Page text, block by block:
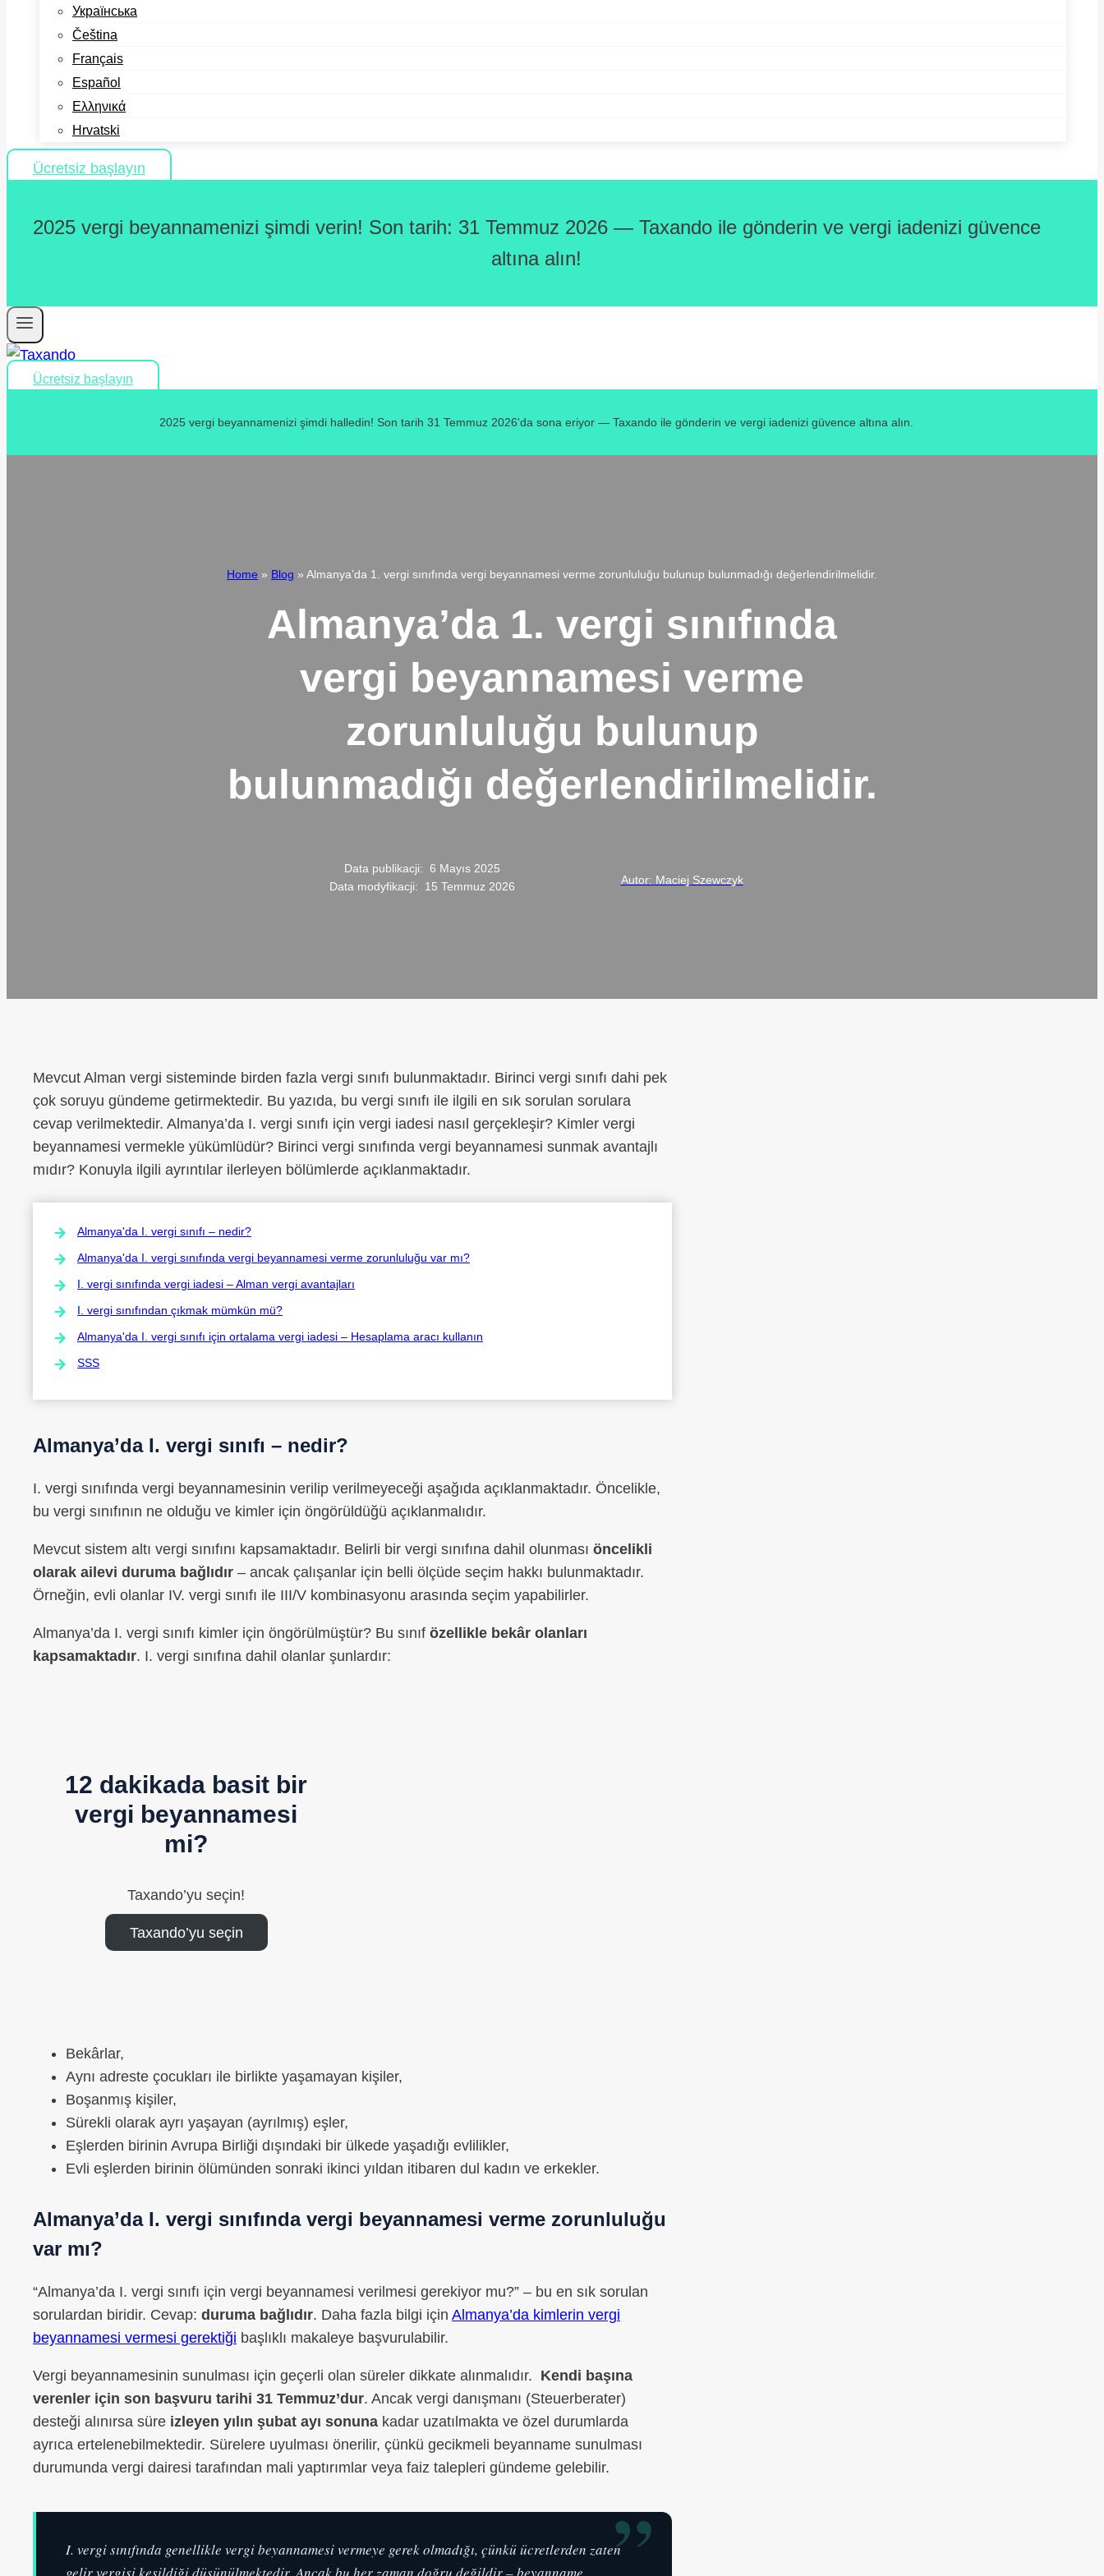
Українська
Čeština
Français
Español
Ελληνικά
Hrvatski
Ücretsiz başlayın
2025 vergi beyannamenizi şimdi verin! Son tarih: 31 Temmuz 2026 — Taxando ile gönderin ve vergi iadenizi güvence
altına alın!
Ücretsiz başlayın
2025 vergi beyannamenizi şimdi halledin! Son tarih 31 Temmuz 2026'da sona eriyor — Taxando ile gönderin ve vergi iadenizi güvence altına alın.
Home » Blog » Almanya’da 1. vergi sınıfında vergi beyannamesi verme zorunluluğu bulunup bulunmadığı değerlendirilmelidir.
Almanya’da 1. vergi sınıfında
vergi beyannamesi verme
zorunluluğu bulunup
bulunmadığı değerlendirilmelidir.
Data publikacji: 6 Mayıs 2025
Data modyfikacji:
15 Temmuz 2026 Autor: Maciej Szewczyk
Mevcut Alman vergi sisteminde birden fazla vergi sınıfı bulunmaktadır. Birinci vergi sınıfı dahi pek
çok soruyu gündeme getirmektedir. Bu yazıda, bu vergi sınıfı ile ilgili en sık sorulan sorulara
cevap verilmektedir. Almanya’da I. vergi sınıfı için vergi iadesi nasıl gerçekleşir? Kimler vergi
beyannamesi vermekle yükümlüdür? Birinci vergi sınıfında vergi beyannamesi sunmak avantajlı
mıdır? Konuyla ilgili ayrıntılar ilerleyen bölümlerde açıklanmaktadır.
Almanya'da I. vergi sınıfı – nedir?
Almanya'da I. vergi sınıfında vergi beyannamesi verme zorunluluğu var mı?
I. vergi sınıfında vergi iadesi – Alman vergi avantajları
I. vergi sınıfından çıkmak mümkün mü?
Almanya'da I. vergi sınıfı için ortalama vergi iadesi – Hesaplama aracı kullanın
SSS
Almanya’da I. vergi sınıfı – nedir?
I. vergi sınıfında vergi beyannamesinin verilip verilmeyeceği aşağıda açıklanmaktadır. Öncelikle,
bu vergi sınıfının ne olduğu ve kimler için öngörüldüğü açıklanmalıdır.
Mevcut sistem altı vergi sınıfını kapsamaktadır. Belirli bir vergi sınıfına dahil olunması öncelikli
olarak ailevi duruma bağlıdır – ancak çalışanlar için belli ölçüde seçim hakkı bulunmaktadır.
Örneğin, evli olanlar IV. vergi sınıfı ile III/V kombinasyonu arasında seçim yapabilirler.
Almanya’da I. vergi sınıfı kimler için öngörülmüştür? Bu sınıf özellikle bekâr olanları
kapsamaktadır. I. vergi sınıfına dahil olanlar şunlardır:
12 dakikada basit bir
vergi beyannamesi
mi?
Taxando’yu seçin!
Taxando’yu seçin
Bekârlar,
Aynı adreste çocukları ile birlikte yaşamayan kişiler,
Boşanmış kişiler,
Sürekli olarak ayrı yaşayan (ayrılmış) eşler,
Eşlerden birinin Avrupa Birliği dışındaki bir ülkede yaşadığı evlilikler,
Evli eşlerden birinin ölümünden sonraki ikinci yıldan itibaren dul kadın ve erkekler.
Almanya’da I. vergi sınıfında vergi beyannamesi verme zorunluluğu
var mı?
“Almanya’da I. vergi sınıfı için vergi beyannamesi verilmesi gerekiyor mu?” – bu en sık sorulan
sorulardan biridir. Cevap: duruma bağlıdır. Daha fazla bilgi için Almanya’da kimlerin vergi
beyannamesi vermesi gerektiği başlıklı makaleye başvurulabilir.
Vergi beyannamesinin sunulması için geçerli olan süreler dikkate alınmalıdır. Kendi başına
verenler için son başvuru tarihi 31 Temmuz’dur. Ancak vergi danışmanı (Steuerberater)
desteği alınırsa süre izleyen yılın şubat ayı sonuna kadar uzatılmakta ve özel durumlarda
ayrıca ertelenebilmektedir. Sürelere uyulması önerilir, çünkü gecikmeli beyanname sunulması
durumunda vergi dairesi tarafından mali yaptırımlar veya faiz talepleri gündeme gelebilir.
”
I. vergi sınıfında genellikle vergi beyannamesi vermeye gerek olmadığı, çünkü ücretlerden zaten
gelir vergisi kesildiği düşünülmektedir. Ancak bu her zaman doğru değildir – beyanname